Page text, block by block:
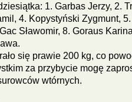
1. Garbas Jerzy, 2.
4. Kopystyński Zygmunt,
Sławomir, 8. Goraus
się prawie 200 kg, co
za przybycie mogę
wtórnych.